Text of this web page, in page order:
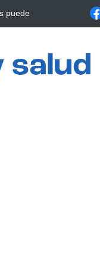
La conexión vital